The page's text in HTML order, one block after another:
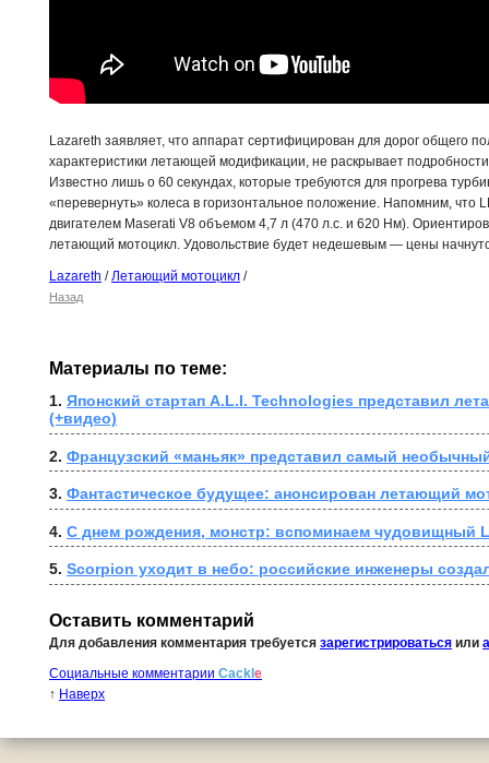
Lazareth заявляет, что аппарат сертифицирован для дорог общего
характеристики летающей модификации, не раскрывает подробности
Известно лишь о 60 секундах, которые требуются для прогрева
«перевернуть» колеса в горизонтальное положение. Напомним, что
двигателем Maserati V8 объемом 4,7 л (470 л.с. и 620 Нм).
летающий мотоцикл. Удовольствие будет недешевым — цены
Lazareth /Летающий мотоцикл /
Назад
Материалы по теме:
1. Японский стартап A.L.I. Technologies представил
(+видео)
2. Французский «маньяк» представил самый
3. Фантастическое будущее: анонсирован летающий
4. С днем рождения, монстр: вспоминаем чудовищный
5. Scorpion уходит в небо: российские инженеры
Оставить комментарий
Для добавления комментария требуется зарегистрироваться или
Социальные комментарии Cackl e
↑ Наверх